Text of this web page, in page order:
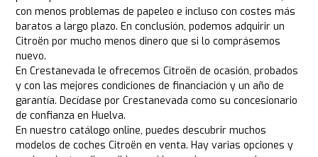
con menos problemas de papeleo e incluso con costes más
baratos a largo plazo. En conclusión, podemos adquirir un
Citroën por mucho menos dinero que si lo comprásemos
nuevo.
En Crestanevada le ofrecemos Citroën de ocasión, probados
y con las mejores condiciones de financiación y un año de
garantía. Decídase por Crestanevada como su concesionario
de confianza en Huelva.
En nuestro catálogo online, puedes descubrir muchos
modelos de coches Citroën en venta. Hay varias opciones y